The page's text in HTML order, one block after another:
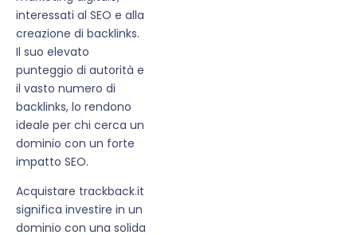
interessati al SEO e alla
creazione di backlinks.
Il suo elevato
punteggio di autorità e
il vasto numero di
backlinks, lo rendono
ideale per chi cerca un
dominio con un forte
impatto SEO.
Acquistare trackback.it
significa investire in un
dominio con una solida